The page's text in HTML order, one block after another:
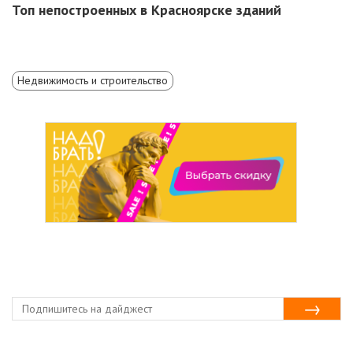
Топ непостроенных в Красноярске зданий
Недвижимость и строительство